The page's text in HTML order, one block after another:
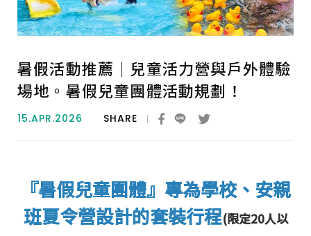
暑假活動推薦｜兒童活力營與戶外體驗
場地。暑假兒童團體活動規劃！
15.APR.2026 SHARE
『暑假兒童團體』專為學校、安親
班夏令營設計的套裝行程(限定20人以